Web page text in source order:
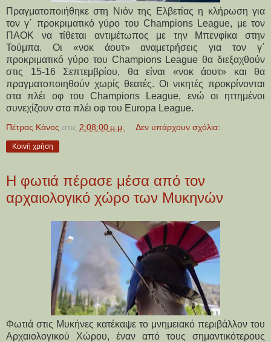
Πραγματοποιήθηκε στη Νιόν της Ελβετίας η κλήρωση για
τον γ΄ προκριματικό γύρο του Champions League, με τον
ΠΑΟΚ να τίθεται αντιμέτωπος με την Μπενφίκα στην
Τούμπα. Οι «νοκ άουτ» αναμετρήσεις για τον γ΄
προκριματικό γύρο του Champions League θα διεξαχθούν
στις 15-16 Σεπτεμβρίου, θα είναι «νοκ άουτ» και θα
πραγματοποιηθούν χωρίς θεατές. Οι νικητές προκρίνονται
στα πλέι οφ του Champions League, ενώ οι ηττημένοι
συνεχίζουν στα πλέι οφ του Europa League.
Πέτρος Κάνος στις 2:08:00 μ.μ. Δεν υπάρχουν σχόλια:
Κοινή χρήση
Η φωτιά πέρασε μέσα από τον
αρχαιολογικό χώρο των Μυκηνών
Φωτιά στις Μυκήνες κατέκαψε το μνημειακό περιβάλλον του
Αρχαιολογικού Χώρου, έναν από τους σημαντικότερους